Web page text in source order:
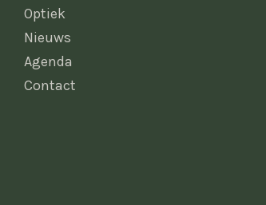
Optiek
Nieuws
Agenda
Contact